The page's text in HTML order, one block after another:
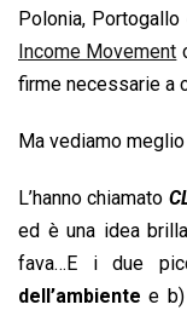
Polonia, Portogallo
Income Movement
firme necessarie a
Ma vediamo
L’hanno chiamato
ed è una idea
fava…E i due
dell’ambiente e